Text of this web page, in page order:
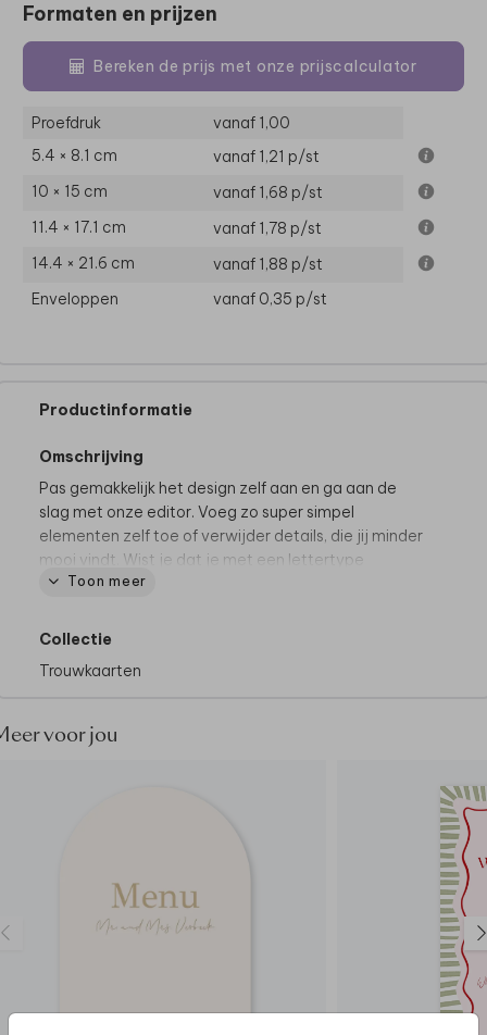
Formaten en prijzen
Bereken de prijs met onze prijscalculator
Proefdruk
vanaf 1,00
5.4 × 8.1 cm
vanaf 1,21 p/st
10 × 15 cm
vanaf 1,68 p/st
11.4 × 17.1 cm
vanaf 1,78 p/st
14.4 × 21.6 cm
vanaf 1,88 p/st
Enveloppen
vanaf 0,35 p/st
Productinformatie
Omschrijving
Pas gemakkelijk het design zelf aan en ga aan de
slag met onze editor. Voeg zo super simpel
elementen zelf toe of verwijder details, die jij minder
mooi vindt. Wist je dat je met een lettertype
bijvoorbeeld een hele andere look kan creëren?
met ons op. Wij zijn er om je te helpen.
Dit product maakt deel uit van
deze stijl.
Toon meer
Collectie
Trouwkaarten
voor jou